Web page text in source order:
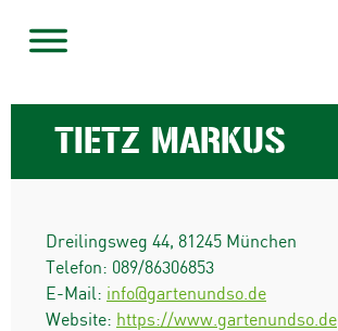
TIETZ MARKUS
Dreilingsweg 44, 81245 München
Telefon: 089/86306853
E-Mail: info@gartenundso.de
Website: https://www.gartenundso.de